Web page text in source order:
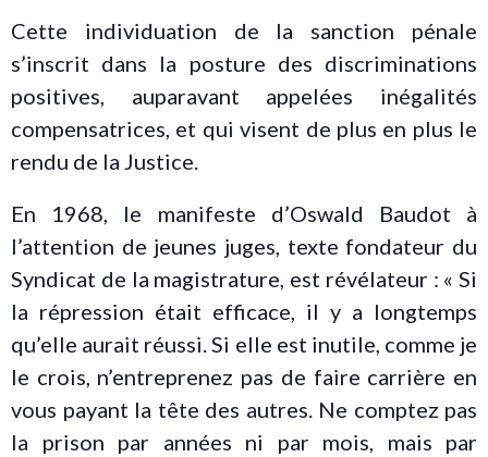
Cette individuation de la sanction pénale
s’inscrit dans la posture des discriminations
positives, auparavant appelées inégalités
compensatrices, et qui visent de plus en plus le
rendu de la Justice.
En 1968, le manifeste d’Oswald Baudot à
l’attention de jeunes juges, texte fondateur du
Syndicat de la magistrature, est révélateur : « Si
la répression était efficace, il y a longtemps
qu’elle aurait réussi. Si elle est inutile, comme je
le crois, n’entreprenez pas de faire carrière en
vous payant la tête des autres. Ne comptez pas
la prison par années ni par mois, mais par